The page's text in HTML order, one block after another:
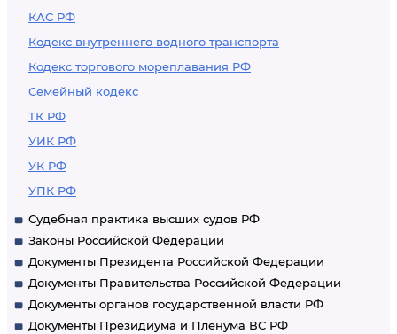
КАС РФ
Кодекс внутреннего водного транспорта
Кодекс торгового мореплавания РФ
Семейный кодекс
ТК РФ
УИК РФ
УК РФ
УПК РФ
Судебная практика высших судов РФ
Законы Российской Федерации
Документы Президента Российской Федерации
Документы Правительства Российской Федерации
Документы органов государственной власти РФ
Документы Президиума и Пленума ВС РФ